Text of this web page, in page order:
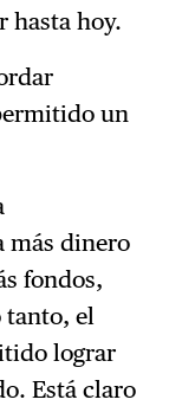
hasta hoy.
un
más dinero
fondos,
tanto, el
lograr
Está claro